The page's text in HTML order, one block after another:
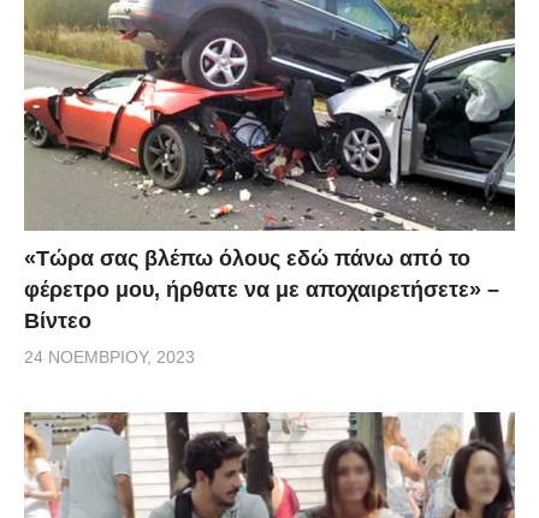
«Τώρα σας βλέπω όλους εδώ πάνω από το
φέρετρο μου, ήρθατε να με αποχαιρετήσετε» –
Βίντεο
24 ΝΟΕΜΒΡΊΟΥ, 2023